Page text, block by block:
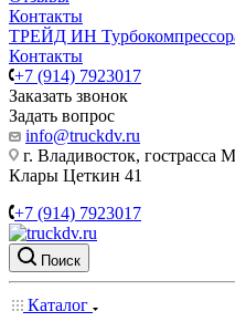
Контакты
ТРЕЙД ИН
Контакты
+7 (914) 7923017
Заказать звонок
Задать вопрос
info@truckdv.ru
г. Владивосток, гострасса
Клары Цеткин 41
+7 (914) 7923017
Поиск
Каталог